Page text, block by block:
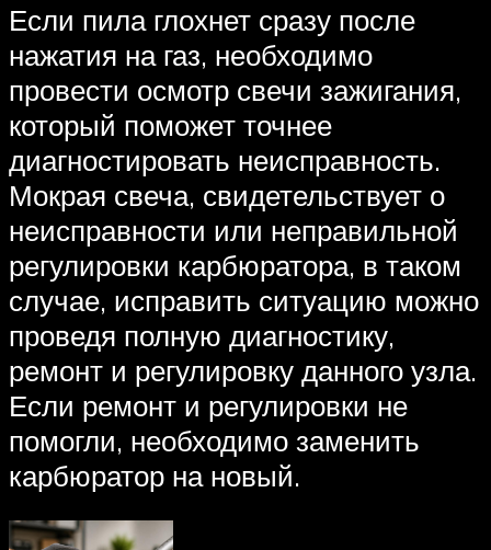
Если пила глохнет сразу после
нажатия на газ, необходимо
провести осмотр свечи зажигания,
который поможет точнее
диагностировать неисправность.
Мокрая свеча, свидетельствует о
неисправности или неправильной
регулировки карбюратора, в таком
случае, исправить ситуацию можно
проведя полную диагностику,
ремонт и регулировку данного узла.
Если ремонт и регулировки не
помогли, необходимо заменить
карбюратор на новый.